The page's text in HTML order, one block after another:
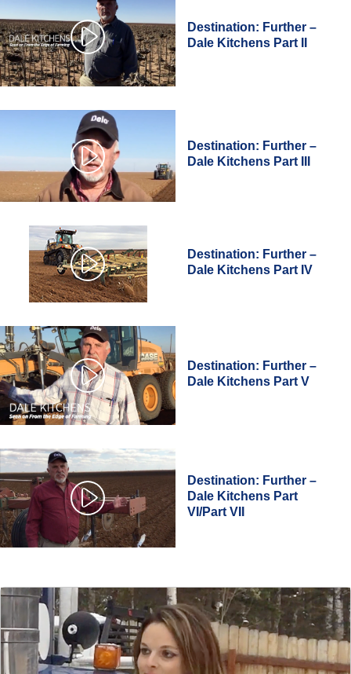
Destination: Further –
Dale Kitchens Part II
Destination: Further –
Dale Kitchens Part III
Destination: Further –
Dale Kitchens Part IV
Destination: Further –
Dale Kitchens Part V
Destination: Further –
Dale Kitchens Part
VI/Part VII